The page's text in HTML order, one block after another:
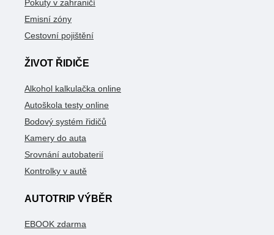
Pokuty v zahraničí
Emisní zóny
Cestovní pojištění
ŽIVOT ŘIDIČE
Alkohol kalkulačka online
Autoškola testy online
Bodový systém řidičů
Kamery do auta
Srovnání autobaterií
Kontrolky v autě
AUTOTRIP VÝBĚR
EBOOK zdarma